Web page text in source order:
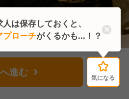
進む 気になる
気になる
は保存しておくと、
プローチがくるかも...！？